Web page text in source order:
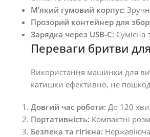
М’який гумовий корпус:
Прозорий контейнер для
Зарядка через USB-C: Сумісна
Переваги бритви
Використання машинки для
катишки ефективно, не
Довгий час роботи: До 120
Портативність: Компактні
Безпека та гігієна: